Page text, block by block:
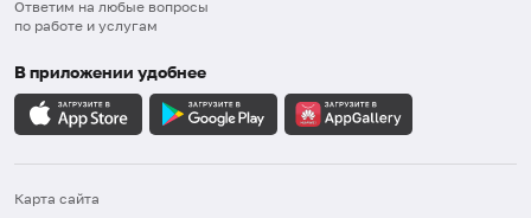
Ответим на любые вопросы
по работе и услугам
В приложении удобнее
Карта сайта